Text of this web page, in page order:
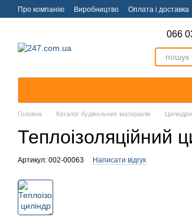
Перейти к основному контенту
Про компанію Виробництво Оплата і доставка
066
Головна Каталог будівельних матеріалів
Теплоізоляційний
Артикул: 002-00063 Написати відгук